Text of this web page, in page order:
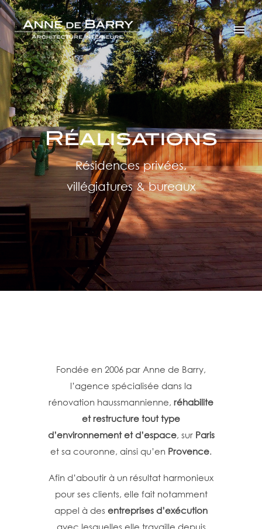
Réalisations
Résidences privées,
villégiatures & bureaux
Fondée en 2006 par Anne de Barry,
l’agence spécialisée dans la
rénovation haussmannienne, réhabilite
et restructure tout type
d’environnement et d’espace, sur Paris
et sa couronne, ainsi qu’en Provence.
Afin d’aboutir à un résultat harmonieux
pour ses clients, elle fait notamment
appel à des entreprises d’exécution
avec lesquelles elle travaille depuis